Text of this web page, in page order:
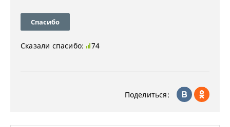
Спасибо
Сказали спасибо: 74
Поделиться: